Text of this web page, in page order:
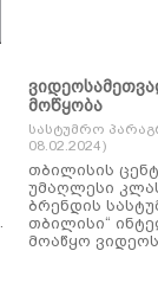
მოწყობა
სასტუმრო
08.02.2024)
თბილისის
უმაღლესი
ბრენდის
თბილისი“
მოაწყო